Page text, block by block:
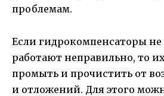
проблемам.
Если гидрокомпенсаторы
работают неправильно, то
промыть и прочистить от
и отложений. Для этого